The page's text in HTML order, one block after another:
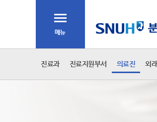
진료과 진료지원부서 의료진 외